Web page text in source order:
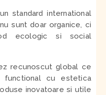
standard international
sunt doar organice, ci
ecologic si social
recunoscut global ce
functional cu estetica
inovatoare si utile